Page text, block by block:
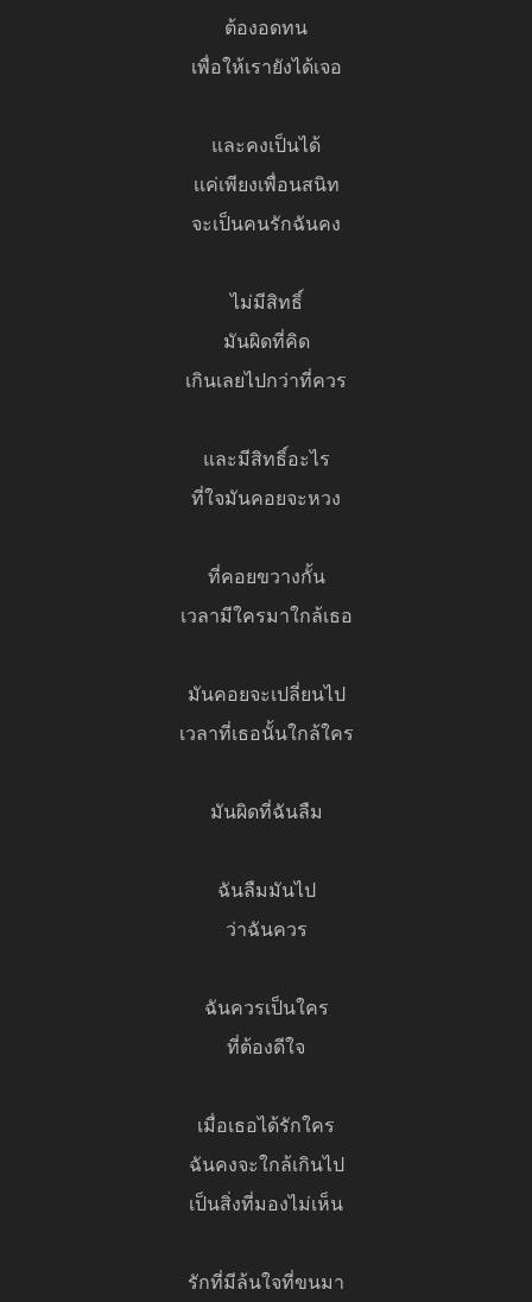
ต้องอดทน
เพื่อให้เรายังได้เจอ
และคงเป็นได้
เเค่เพียงเพื่อนสนิท
จะเป็นคนรักฉันคง
ไม่มีสิทธิ์
มันผิดที่คิด
เกินเลยไปกว่าที่ควร
และมีสิทธิ์อะไร
ที่ใจมันคอยจะหวง
ที่คอยขวางกั้น
เวลามีใครมาใกล้เธอ
มันคอยจะเปลี่ยนไป
เวลาที่เธอนั้นใกล้ใคร
มันผิดที่ฉันลืม
ฉันลืมมันไป
ว่าฉันควร
ฉันควรเป็นใคร
ที่ต้องดีใจ
เมื่อเธอได้รักใคร
ฉันคงจะใกล้เกินไป
เป็นสิ่งที่มองไม่เห็น
รักที่มีล้นใจที่ขนมา